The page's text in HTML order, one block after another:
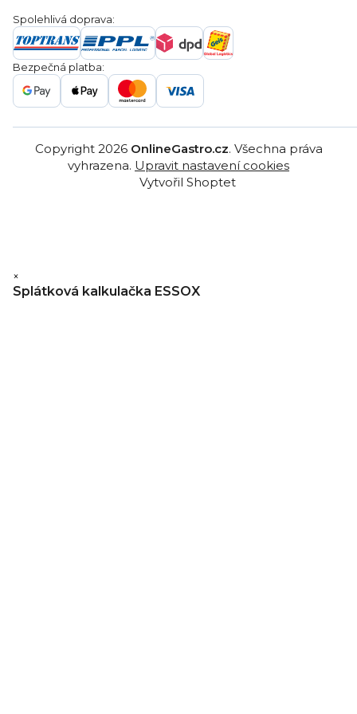
Ochrana osobních údajů
Reklamační řády
Servis a reklamace
Poptávka
Gastro projekty
Značky
Gastro velkoobchod
Spolehlivá doprava:
Bezpečná platba:
Vytvořil Shoptet
Copyright 2026 OnlineGastro.cz. Všechna práva
vyhrazena. Upravit nastavení cookies
×
Splátková kalkulačka ESSOX